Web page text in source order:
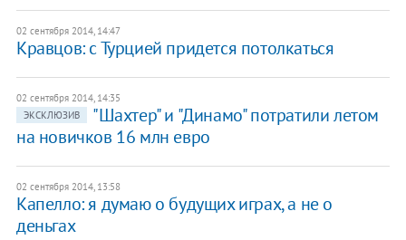
02 сентября 2014, 14:47
Кравцов: с Турцией придется потолкаться
02 сентября 2014, 14:35
ЭКСКЛЮЗИВ
"Шахтер" и "Динамо" потратили летом
на новичков 16 млн евро
02 сентября 2014, 13:58
Капелло: я думаю о будущих играх, а не о
деньгах